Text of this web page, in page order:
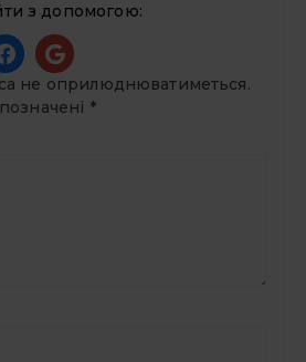
з допомогою:
не оприлюднюватиметься.
*